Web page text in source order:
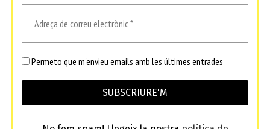
Permeto que m'envieu emails amb les últimes entrades